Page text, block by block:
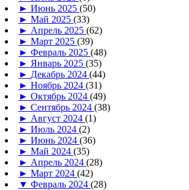
► Июнь 2025 (50)
► Май 2025 (33)
► Апрель 2025 (62)
► Март 2025 (39)
► Февраль 2025 (48)
► Январь 2025 (35)
► Декабрь 2024 (44)
► Ноябрь 2024 (31)
► Октябрь 2024 (49)
► Сентябрь 2024 (38)
► Август 2024 (1)
► Июль 2024 (2)
► Июнь 2024 (36)
► Май 2024 (35)
► Апрель 2024 (28)
► Март 2024 (42)
▼ Февраль 2024 (28)